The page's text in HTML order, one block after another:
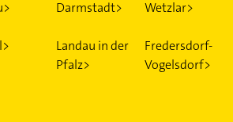
Darmstadt> Wetzlar>
Landau in der
Pfalz>
Fredersdorf-
Vogelsdorf>